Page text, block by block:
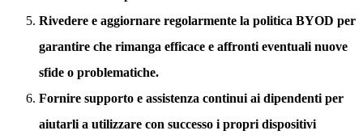
Rivedere e aggiornare regolarmente la politica BYOD per
garantire che rimanga efficace e affronti eventuali nuove
sfide o problematiche.
Fornire supporto e assistenza continui ai dipendenti per
aiutarli a utilizzare con successo i propri dispositivi